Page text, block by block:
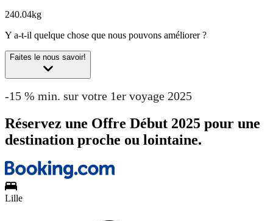
240.04kg
Y a-t-il quelque chose que nous pouvons améliorer ?
Faites le nous savoir!
-15 % min. sur votre 1er voyage 2025
Réservez une Offre Début 2025 pour une
destination proche ou lointaine.
Lille